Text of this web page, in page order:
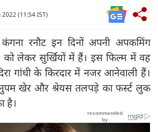
(11:54 IST)
कंगना रनौट इन दिनों अपनी अपकमिंग
लेकर सुर्खियों में हैं। इस फिल्म में वह
गांधी के किरदार में नजर आनेवाली हैं।
खेर और श्रेयस तलपड़े का फर्स्ट लुक
है।